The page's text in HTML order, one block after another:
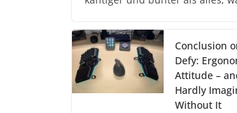
Conclusion
Defy:
Attitude –
Hardly
Without It